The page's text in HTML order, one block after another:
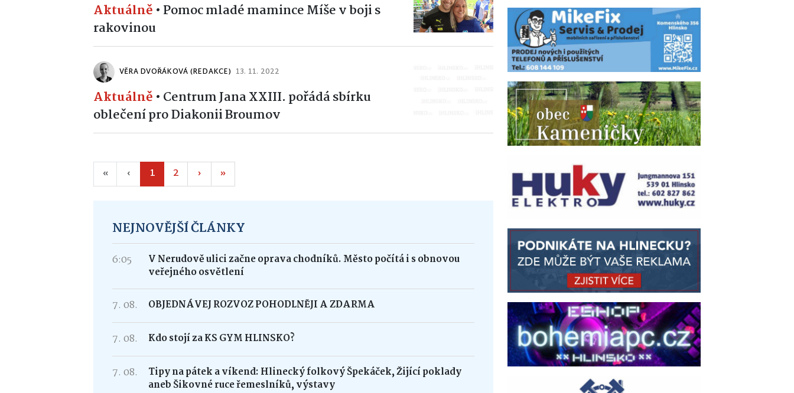
Aktuálně • Pomoc mladé mamince Míše v boji s
rakovinou
VĚRA DVOŘÁKOVÁ (REDAKCE) 13. 11. 2022
Aktuálně • Centrum Jana XXIII. pořádá sbírku
oblečení pro Diakonii Broumov
« ‹ 1 2 › »
NEJNOVĚJŠÍ ČLÁNKY
6:05
V Nerudově ulici začne oprava chodníků. Město počítá i s obnovou
veřejného osvětlení
7. 08. OBJEDNÁVEJ ROZVOZ POHODLNĚJI A ZDARMA
7. 08. Kdo stojí za KS GYM HLINSKO?
7. 08.
Tipy na pátek a víkend: Hlinecký folkový Špekáček, Žijící poklady
aneb Šikovné ruce řemeslníků, výstavy